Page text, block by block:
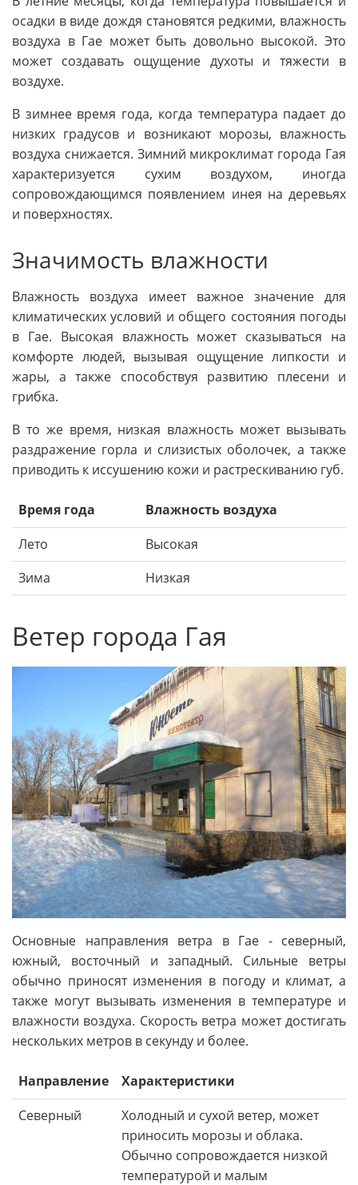
осадки в виде дождя становятся редкими, влажность
воздуха в Гае может быть довольно высокой. Это
может создавать ощущение духоты и тяжести в
воздухе.
В зимнее время года, когда температура падает до
низких градусов и возникают морозы, влажность
воздуха снижается. Зимний микроклимат города Гая
характеризуется сухим воздухом, иногда
сопровождающимся появлением инея на деревьях
и поверхностях.
Значимость влажности
Влажность воздуха имеет важное значение для
климатических условий и общего состояния погоды
в Гае. Высокая влажность может сказываться на
комфорте людей, вызывая ощущение липкости и
жары, а также способствуя развитию плесени и
грибка.
В то же время, низкая влажность может вызывать
раздражение горла и слизистых оболочек, а также
приводить к иссушению кожи и растрескиванию губ.
Время года
Влажность воздуха
Лето
Высокая
Зима
Низкая
Ветер города Гая
Основные направления ветра в Гае - северный,
южный, восточный и западный. Сильные ветры
обычно приносят изменения в погоду и климат, а
также могут вызывать изменения в температуре и
влажности воздуха. Скорость ветра может достигать
нескольких метров в секунду и более.
Направление
Характеристики
Северный
Холодный и сухой ветер, может
приносить морозы и облака.
Обычно сопровождается низкой
температурой и малым